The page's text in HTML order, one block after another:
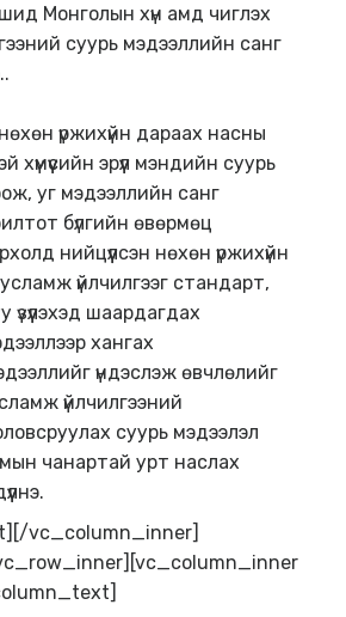
Монголын хүн амд чиглэх
суурь мэдээллийн санг
үржихүйн дараах насны
хүмүүсийн эрүүл мэндийн суурь
уг мэдээллийн санг
бүлгийн өвөрмөц
нийцүүлсэн нөхөн үржихүйн
үйлчилгээг стандарт,
шаардагдах
хангах
үндэслэж өвчлөлийг
үйлчилгээний
суурь мэдээлэл
амын чанартай урт наслах
vc_column_inner]